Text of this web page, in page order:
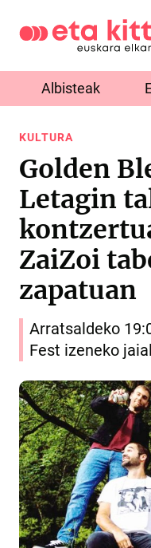
Albisteak
KULTURA
Golden
Letagin
ZaiZoi
zapatuan
Arratsaldeko
Fest izeneko